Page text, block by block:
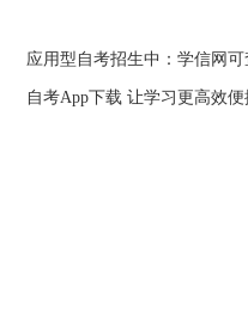
应用型自考招生中：学信网
自考App下载 让学习更高效便